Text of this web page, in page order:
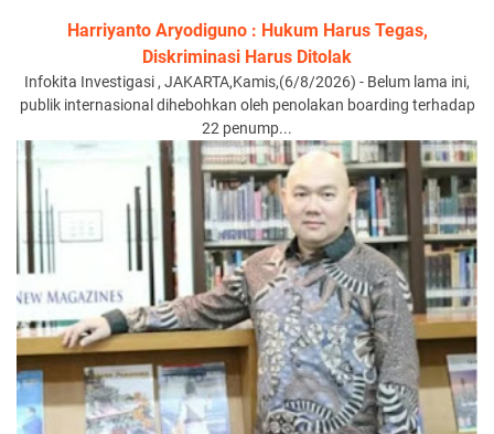
Harriyanto Aryodiguno : Hukum Harus Tegas,
Diskriminasi Harus Ditolak
Infokita Investigasi , JAKARTA,Kamis,(6/8/2026) - Belum lama ini,
publik internasional dihebohkan oleh penolakan boarding terhadap
22 penump...